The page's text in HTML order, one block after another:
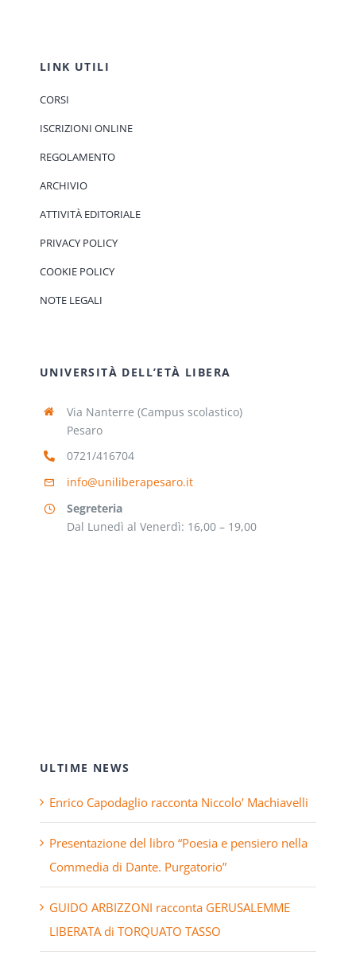
LINK UTILI
CORSI
ISCRIZIONI ONLINE
REGOLAMENTO
ARCHIVIO
ATTIVITÀ EDITORIALE
PRIVACY POLICY
COOKIE POLICY
NOTE LEGALI
UNIVERSITÀ DELL’ETÀ LIBERA
Via Nanterre (Campus scolastico)
Pesaro
0721/416704
info@uniliberapesaro.it
Segreteria
Dal Lunedì al Venerdì: 16,00 – 19,00
ULTIME NEWS
Enrico Capodaglio racconta Niccolo’ Machiavelli
Presentazione del libro “Poesia e pensiero nella
Commedia di Dante. Purgatorio”
GUIDO ARBIZZONI racconta GERUSALEMME
LIBERATA di TORQUATO TASSO